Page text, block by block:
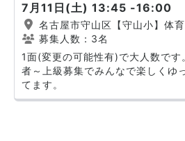
7月11日(土) 13:45 -16:00
名古屋市守山区【守山小】体
募集人数：3名
1面(変更の可能性有)で大人数で
者～上級募集でみんなで楽しくゆ
てます。